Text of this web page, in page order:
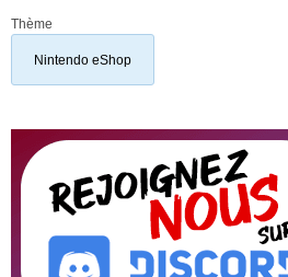
Thème
Nintendo eShop